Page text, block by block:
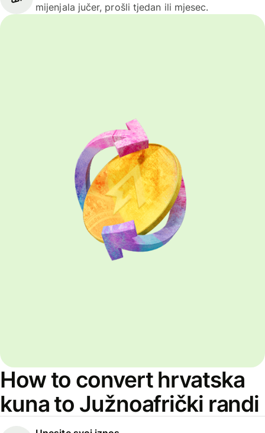
mijenjala jučer, prošli tjedan ili mjesec.
How to convert hrvatska
kuna to Južnoafrički randi